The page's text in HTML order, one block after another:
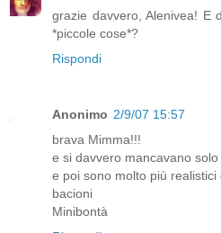
grazie davvero, Alenivea! E
*piccole cose*?
Rispondi
Anonimo 2/9/07 15:57
brava Mimma!!!
e si davvero mancavano
e poi sono molto più realistici
bacioni
Minibontà